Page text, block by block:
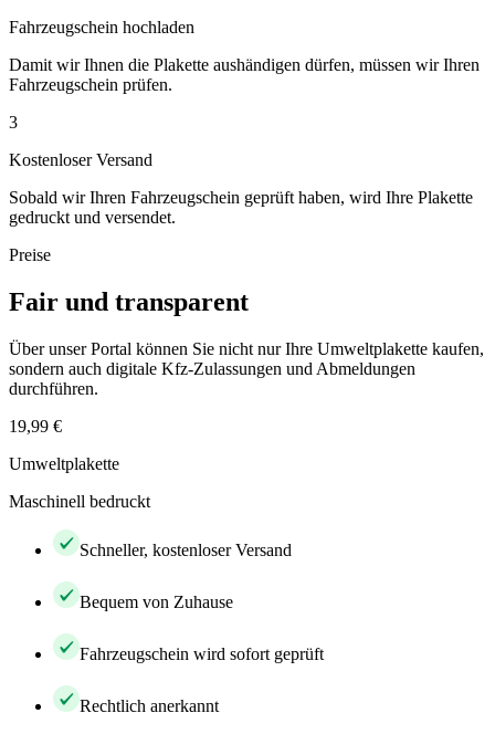
Fahrzeugschein hochladen
Damit wir Ihnen die Plakette aushändigen dürfen, müssen wir Ihren
Fahrzeugschein prüfen.
3
Kostenloser Versand
Sobald wir Ihren Fahrzeugschein geprüft haben, wird Ihre Plakette
gedruckt und versendet.
Preise
Fair und transparent
Über unser Portal können Sie nicht nur Ihre Umweltplakette kaufen,
sondern auch digitale Kfz-Zulassungen und Abmeldungen
durchführen.
19,99 €
Umweltplakette
Maschinell bedruckt
Schneller, kostenloser Versand
Bequem von Zuhause
Fahrzeugschein wird sofort geprüft
Rechtlich anerkannt